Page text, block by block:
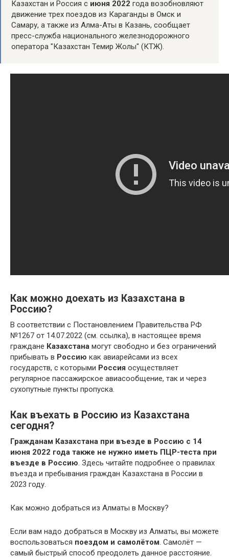
Казахстан и Россия с июня 2022 года возобновляют
движение трех поездов из Караганды в Омск и
Самару, а также из Алма-Аты в Казань, сообщает
пресс-служба национального железнодорожного
оператора "Казахстан Темир Жолы" (КТЖ).
Как можно доехать из Казахстана в
Россию?
В соответствии с Постановлением Правительства РФ
№1267 от 14.07.2022 (см. ссылка), в настоящее время
граждане Казахстана могут свободно и без ограничений
прибывать в Россию как авиарейсами из всех
государств, с которыми Россия осуществляет
регулярное пассажирское авиасообщение, так и через
сухопутные пункты пропуска.
Как въехать в Россию из Казахстана
сегодня?
Гражданам Казахстана при въезде в Россию с 14
июня 2022 года также не нужно иметь ПЦР-теста при
въезде в Россию. Здесь читайте подробнее о правилах
въезда и пребывания граждан Казахстана в России в
2023 году.
Как можно добраться из Алматы в Москву?
Если вам надо добраться в Москву из Алматы, вы можете
воспользоваться поездом и самолётом. Самолёт —
самый быстрый способ преодолеть данное расстояние.